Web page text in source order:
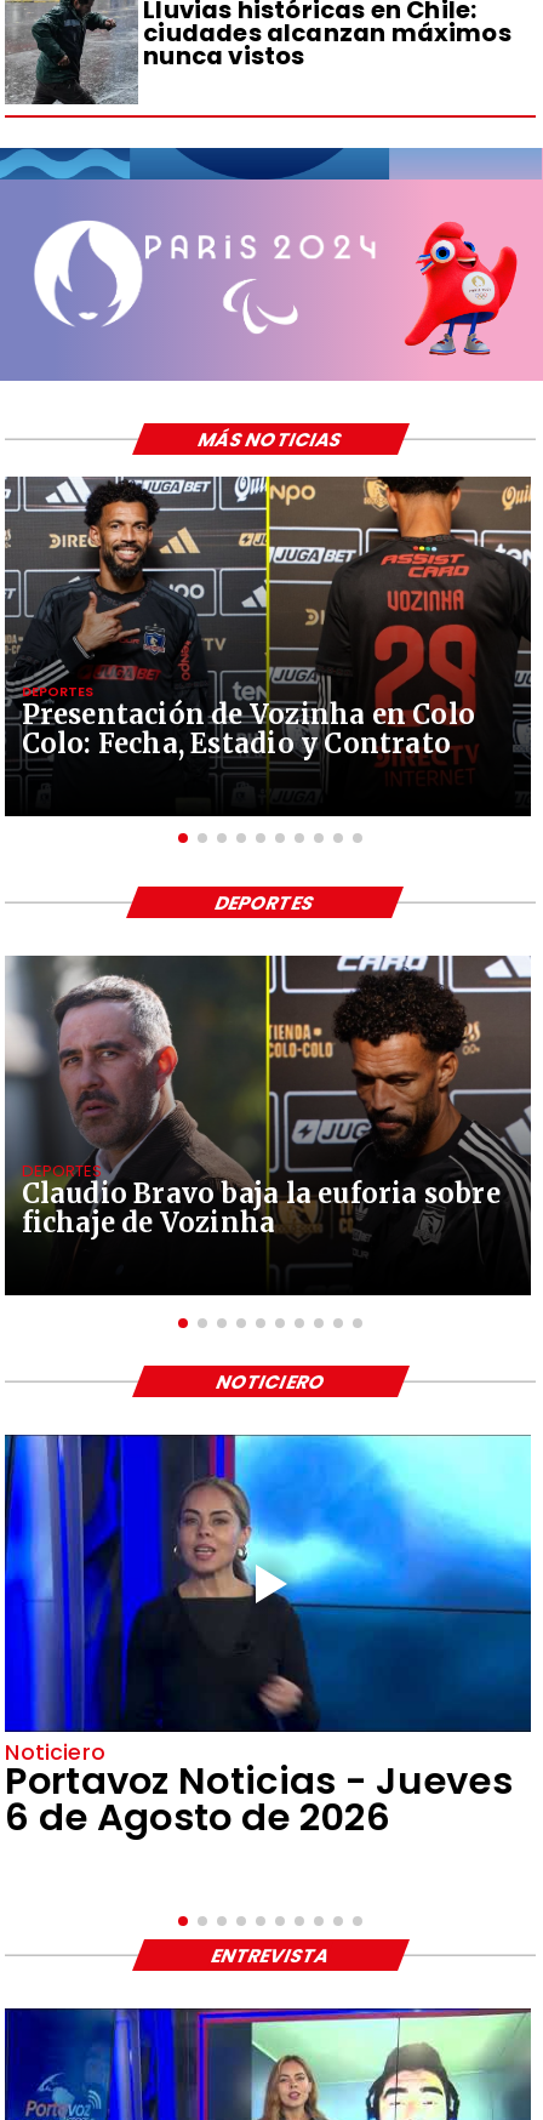
Lluvias históricas en Chile:
ciudades alcanzan máximos
nunca vistos
Presentación de Vozinha en Colo
Colo: Fecha, Estadio y Contrato
DEPORTES
MÁS NOTICIAS
Claudio Bravo baja la euforia sobre
fichaje de Vozinha
DEPORTES
DEPORTES
Noticiero
Portavoz Noticias - Jueves
6 de Agosto de 2026
NOTICIERO
ENTREVISTA